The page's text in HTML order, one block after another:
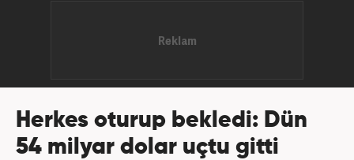
Herkes oturup bekledi: Dün
54 milyar dolar uçtu gitti